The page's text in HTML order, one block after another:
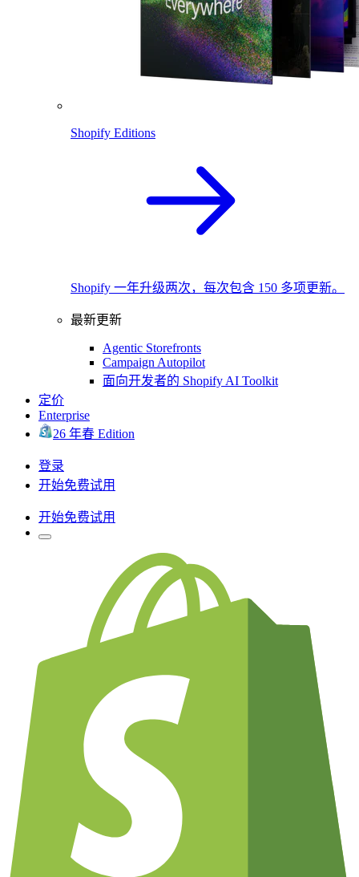
Shopify Editions
Shopify 一年升级两次，每次包含 150 多项更新。
最新更新
Agentic Storefronts
Campaign Autopilot
面向开发者的 Shopify AI Toolkit
定价
Enterprise
26 年春 Edition
登录
开始免费试用
开始免费试用